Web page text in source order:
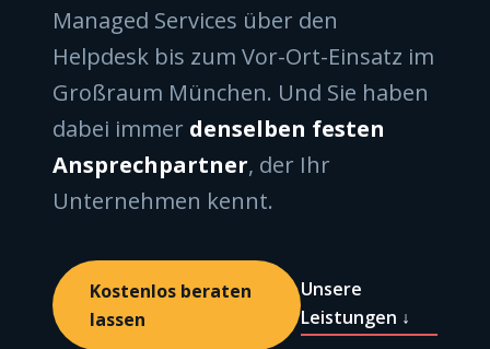
Managed Services über den
Helpdesk bis zum Vor-Ort-Einsatz im
Großraum München. Und Sie haben
dabei immer denselben festen
Ansprechpartner, der Ihr
Unternehmen kennt.
Kostenlos beraten
lassen
Unsere
Leistungen ↓